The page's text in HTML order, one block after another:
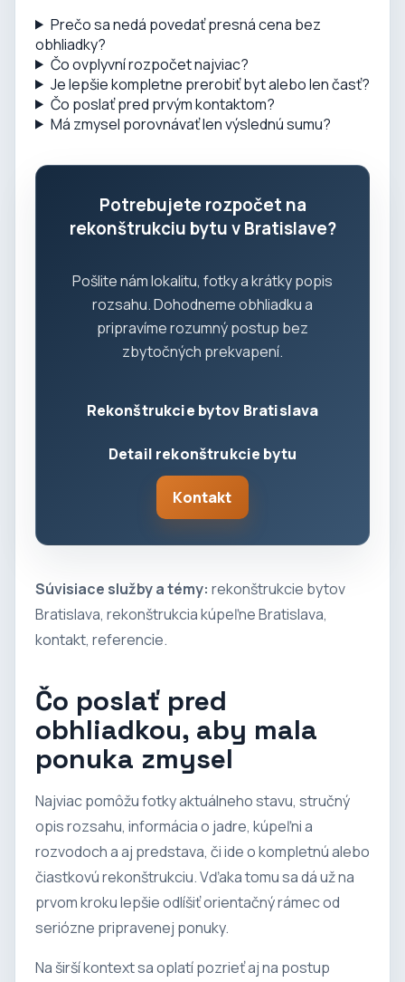
Prečo sa nedá povedať presná cena bez
obhliadky?
Čo ovplyvní rozpočet najviac?
Je lepšie kompletne prerobiť byt alebo len časť?
Čo poslať pred prvým kontaktom?
Má zmysel porovnávať len výslednú sumu?
Potrebujete rozpočet na
rekonštrukciu bytu v Bratislave?
Pošlite nám lokalitu, fotky a krátky popis
rozsahu. Dohodneme obhliadku a
pripravíme rozumný postup bez
zbytočných prekvapení.
Rekonštrukcie bytov Bratislava
Detail rekonštrukcie bytu
Kontakt
Súvisiace služby a témy: rekonštrukcie bytov
Bratislava, rekonštrukcia kúpeľne Bratislava,
kontakt, referencie.
Čo poslať pred
obhliadkou, aby mala
ponuka zmysel
Najviac pomôžu fotky aktuálneho stavu, stručný
opis rozsahu, informácia o jadre, kúpeľni a
rozvodoch a aj predstava, či ide o kompletnú alebo
čiastkovú rekonštrukciu. Vďaka tomu sa dá už na
prvom kroku lepšie odlíšiť orientačný rámec od
seriózne pripravenej ponuky.
Na širší kontext sa oplatí pozrieť aj na postup